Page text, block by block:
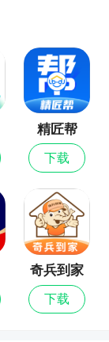
精匠帮
下载
奇兵到家
下载